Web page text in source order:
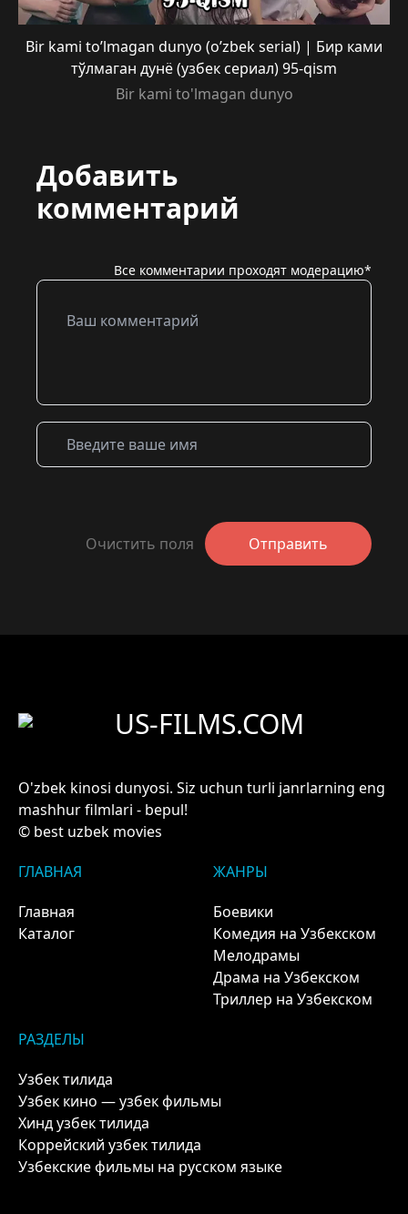
Bir kami to’lmagan dunyo (o’zbek serial) | Бир ками
тўлмаган дунё (узбек сериал) 95-qism
Bir kami to'lmagan dunyo
Добавить
комментарий
Все комментарии проходят модерацию*
Очистить поля Отправить
US-FILMS.COM
O'zbek kinosi dunyosi. Siz uchun turli janrlarning eng
mashhur filmlari - bepul!
© best uzbek movies
ГЛАВНАЯ
Главная
Каталог
ЖАНРЫ
Боевики
Комедия на Узбекском
Мелодрамы
Драма на Узбекском
Триллер на Узбекском
РАЗДЕЛЫ
Узбек тилида
Узбек кино — узбек фильмы
Хинд узбек тилида
Коррейский узбек тилида
Узбекские фильмы на русском языке